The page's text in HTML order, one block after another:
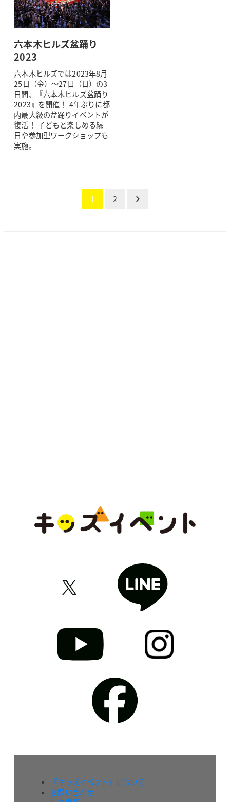
六本木ヒルズ盆踊り
2023
六本木ヒルズでは2023年8月
25日（金）～27日（日）の3
日間、『六本木ヒルズ盆踊り
2023』を開催！ 4年ぶりに都
内最大級の盆踊りイベントが
復活！ 子どもと楽しめる縁
日や参加型ワークショップも
実施。
1 2
『キッズイベント』について
お問い合わせ